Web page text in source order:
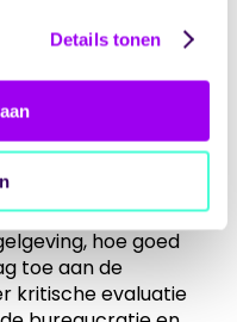
Details tonen
dan met het
ondermijnt
de balans
werkbare
hoe goed
toe aan de
kritische evaluatie